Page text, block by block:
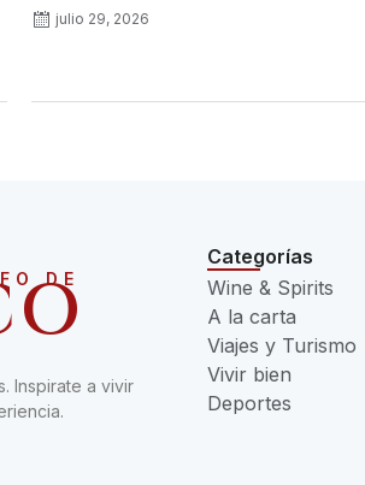
julio 29, 2026
DE
Inspirate a vivir
Categorías
Wine & Spirits
A la carta
Viajes y Turismo
Vivir bien
Deportes